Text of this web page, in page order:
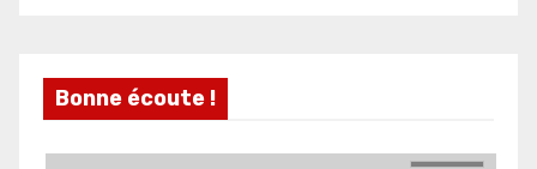
Bonne écoute !